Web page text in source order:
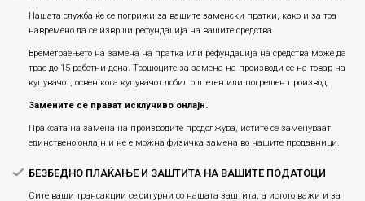
Нашата служба ќе се погрижи за вашите заменски пратки, како и за тоа
навремено да се изврши рефундација на вашите средства.
Времетраењето на замена на пратка или рефундацијa на средства може да
трае до 15 работни дена. Трошоците за замена на производи се на товар на
купувачот, освен кога купувачот добил оштетен или погрешен производ.
Замените се прават исклучиво онлајн.
Праксата на замена на производите продолжува, истите се заменуваат
единствено онлајн и не е можна физичка замена во нашите продавници.
БЕЗБЕДНО ПЛАЌАЊЕ И ЗАШТИТА НА ВАШИТЕ ПОДАТОЦИ
Сите ваши трансакции се сигурни со нашата заштита, а истото важи и за